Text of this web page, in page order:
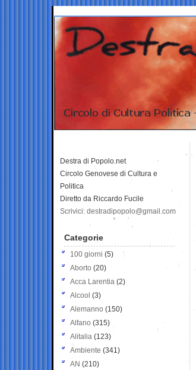
Destra di Popolo.net
Circolo Genovese di Cultura e
Politica
Diretto da Riccardo Fucile
Scrivici: destradipopolo@gmail.com
Categorie
100 giorni (5)
Aborto (20)
Acca Larentia (2)
Alcool (3)
Alemanno (150)
Alfano (315)
Alitalia (123)
Ambiente (341)
AN (210)